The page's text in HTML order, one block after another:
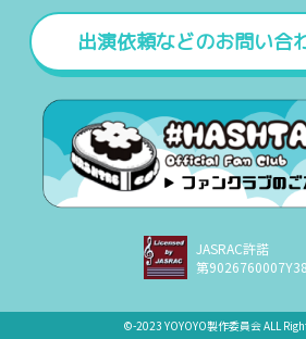
出演依頼などのお問い合
JASRAC許諾
第
©︎-2023 YOYOYO製作委員会 ALL